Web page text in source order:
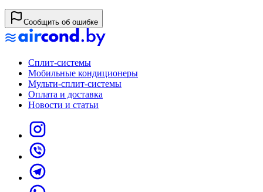
Сообщить об ошибке
Сплит-системы
Мобильные кондиционеры
Мульти-сплит-системы
Оплата и доставка
Новости и статьи